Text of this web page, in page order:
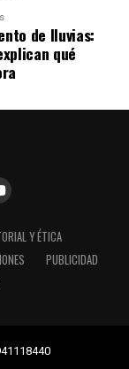
de lluvias:
qué
Y ÉTICA
PUBLICIDAD